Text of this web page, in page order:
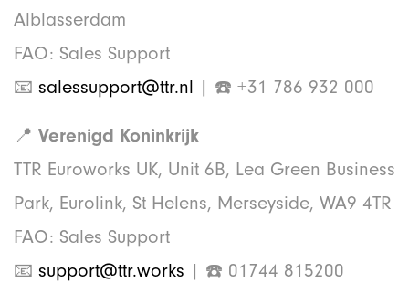
Alblasserdam
FAO: Sales Support
📧 salessupport@ttr.nl | ☎️ +31 786 932 000
📍 Verenigd Koninkrijk
TTR Euroworks UK, Unit 6B, Lea Green Business
Park, Eurolink, St Helens, Merseyside, WA9 4TR
FAO: Sales Support
📧 support@ttr.works | ☎️ 01744 815200